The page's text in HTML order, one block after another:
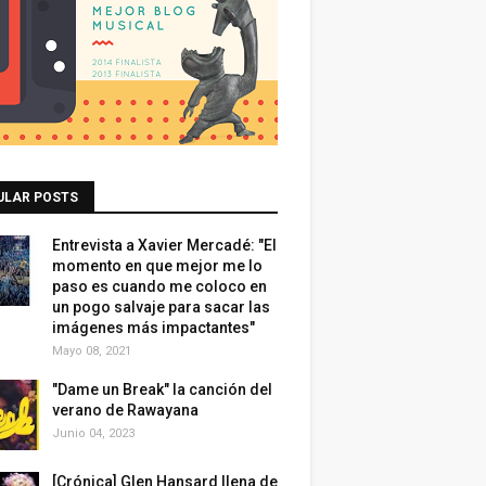
POSTS
Entrevista a Xavier Mercadé: "El
momento en que mejor me lo
paso es cuando me coloco en
un pogo salvaje para sacar las
imágenes más impactantes"
Mayo 08, 2021
"Dame un Break" la canción del
verano de Rawayana
Junio 04, 2023
[Crónica] Glen Hansard llena de